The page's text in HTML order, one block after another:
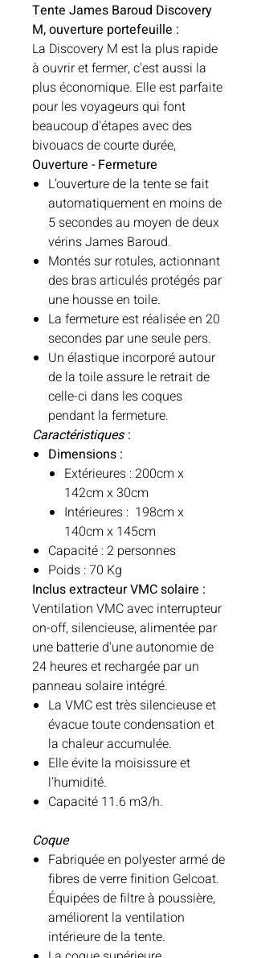
Tente James Baroud Discovery
M, ouverture portefeuille :
La Discovery M est la plus rapide
à ouvrir et fermer, c'est aussi la
plus économique. Elle est parfaite
pour les voyageurs qui font
beaucoup d'étapes avec des
bivouacs de courte durée,
Ouverture - Fermeture
L’ouverture de la tente se fait
automatiquement en moins de
5 secondes au moyen de deux
vérins James Baroud.
Montés sur rotules, actionnant
des bras articulés protégés par
une housse en toile.
La fermeture est réalisée en 20
secondes par une seule pers.
Un élastique incorporé autour
de la toile assure le retrait de
celle-ci dans les coques
pendant la fermeture.
Caractéristiques :
Dimensions :
Extérieures : 200cm x
142cm x 30cm
Intérieures : 198cm x
140cm x 145cm
Capacité : 2 personnes
Poids : 70 Kg
Inclus extracteur VMC solaire :
Ventilation VMC avec interrupteur
on-off, silencieuse, alimentée par
une batterie d'une autonomie de
24 heures et rechargée par un
panneau solaire intégré.
La VMC est très silencieuse et
évacue toute condensation et
la chaleur accumulée.
Elle évite la moisissure et
l'humidité.
Capacité 11.6 m3/h.
Coque
Fabriquée en polyester armé de
fibres de verre finition Gelcoat.
Équipées de filtre à poussière,
améliorent la ventilation
intérieure de la tente.